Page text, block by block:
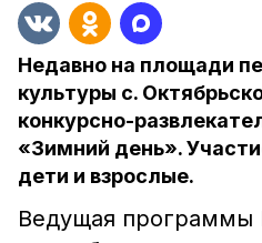
Недавно на площади
культуры с.
конкурсно-
«Зимний день».
дети и взрослые.
Ведущая программы